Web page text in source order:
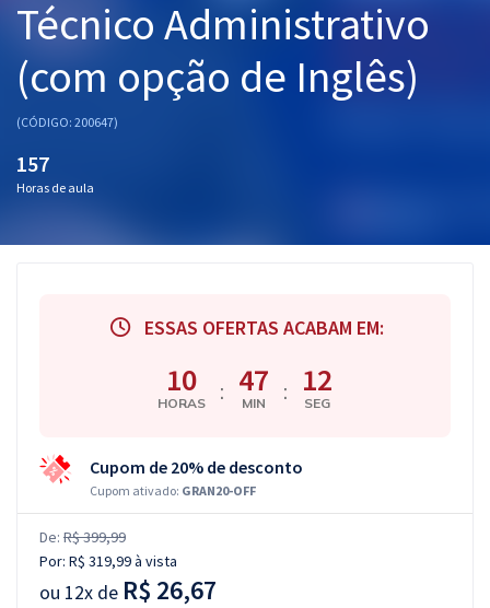
Mentorias
Questões grátis
Aprovados
Técnico Administrativo
(com opção de Inglês)
(CÓDIGO: 200647)
157
Horas de aula
ESSAS OFERTAS ACABAM EM:
10
HORAS : 47
MIN : 12
SEG
Cupom de 20% de desconto
Cupom ativado: GRAN20-OFF
De: R$ 399,99
Por: R$ 319,99à vista
ou 12x de R$ 26,67